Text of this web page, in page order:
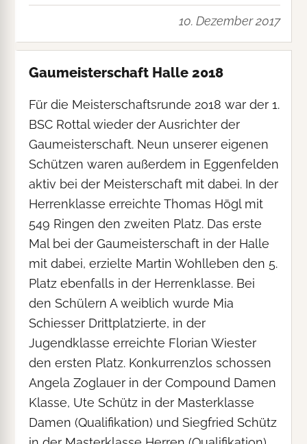
10. Dezember 2017
Gaumeisterschaft Halle 2018
Für die Meisterschaftsrunde 2018 war der 1.
BSC Rottal wieder der Ausrichter der
Gaumeisterschaft. Neun unserer eigenen
Schützen waren außerdem in Eggenfelden
aktiv bei der Meisterschaft mit dabei. In der
Herrenklasse erreichte Thomas Högl mit
549 Ringen den zweiten Platz. Das erste
Mal bei der Gaumeisterschaft in der Halle
mit dabei, erzielte Martin Wohlleben den 5.
Platz ebenfalls in der Herrenklasse. Bei
den Schülern A weiblich wurde Mia
Schiesser Drittplatzierte, in der
Jugendklasse erreichte Florian Wiester
den ersten Platz. Konkurrenzlos schossen
Angela Zoglauer in der Compound Damen
Klasse, Ute Schütz in der Masterklasse
Damen (Qualifikation) und Siegfried Schütz